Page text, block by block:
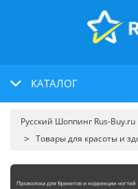
КАТАЛОГ
Русский Шоппинг Rus-Buy.ru
Товары для красоты и